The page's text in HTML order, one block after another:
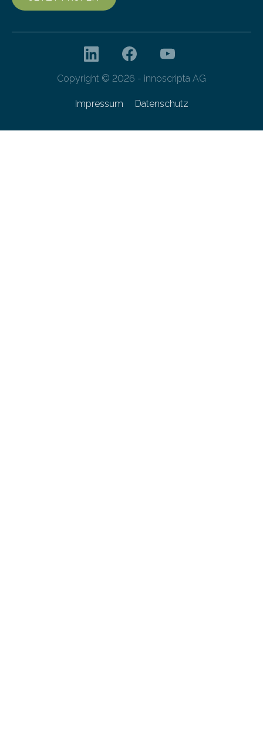
Copyright © 2026 - innoscripta AG
Impressum Datenschutz